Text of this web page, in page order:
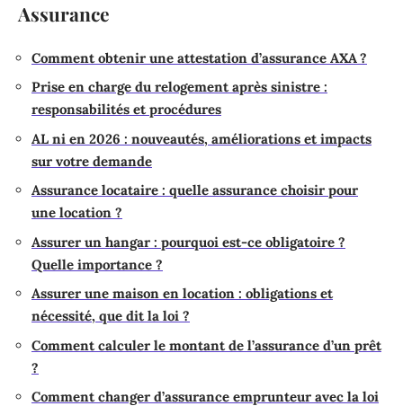
Assurance
Comment obtenir une attestation d’assurance AXA ?
Prise en charge du relogement après sinistre :
responsabilités et procédures
AL ni en 2026 : nouveautés, améliorations et impacts
sur votre demande
Assurance locataire : quelle assurance choisir pour
une location ?
Assurer un hangar : pourquoi est-ce obligatoire ?
Quelle importance ?
Assurer une maison en location : obligations et
nécessité, que dit la loi ?
Comment calculer le montant de l’assurance d’un prêt
?
Comment changer d’assurance emprunteur avec la loi